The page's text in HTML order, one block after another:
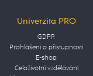
Univerzita PRO
GDPR
Prohlášení o přístupnosti
E-shop
Celoživotní vzdělávání